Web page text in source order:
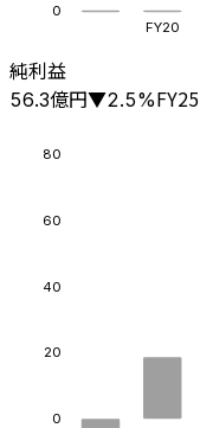
0
FY20
純利益
56.3億円▼2.5%FY25
0
20
40
60
80